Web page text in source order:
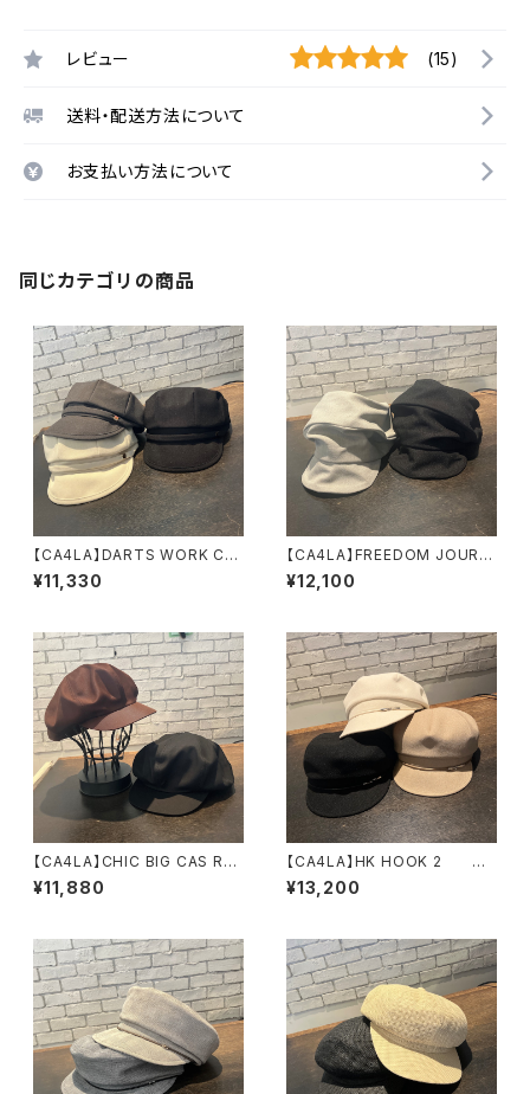
レビュー (15)
送料・配送方法について
お支払い方法について
同じカテゴリの商品
【CA4LA】DARTS WORK CA
S 8 キャスケット TA
M02814
¥11,330
【CA4LA】FREEDOM JOURN
EY REPL 2 キャスケッ
ト DOU02098
¥12,100
【CA4LA】CHIC BIG CAS RC
キャスケット DOU0
2171
¥11,880
【CA4LA】HK HOOK 2
¥13,200